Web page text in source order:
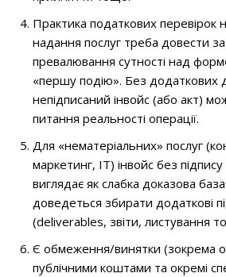
Практика податкових перевірок
надання послуг треба довести
превалювання сутності над
«першу подію». Без додаткових
непідписаний інвойс (або акт)
питання реальності операції.
Для «нематеріальних» послуг
маркетинг, ІТ) інвойс без
виглядає як слабка доказова
доведеться збирати додаткові
(deliverables, звіти, листування
Є обмеження/винятки (зокрема
публічними коштами та окремі